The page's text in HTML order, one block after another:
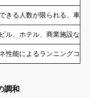
きる人数が限られる、車
ル、ホテル、商業施設など
性能によるランニングコ
調和